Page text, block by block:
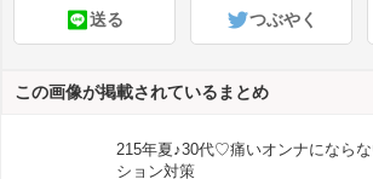
送る つぶやく
この画像が掲載されているまとめ
215年夏♪30代♡痛いオンナになら
ション対策